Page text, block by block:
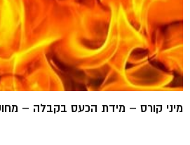
מיני קורס – מידת הכעס בקבלה –